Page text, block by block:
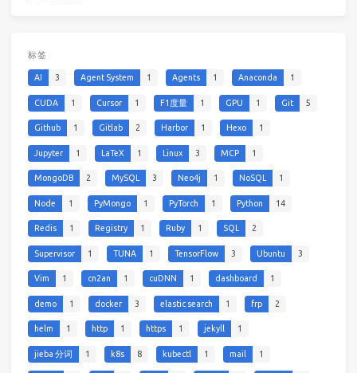
标签
AI 3 Agent System 1 Agents 1 Anaconda 1
CUDA 1 Cursor 1 F1度量 1 GPU 1 Git 5
Github 1 Gitlab 2 Harbor 1 Hexo 1
Jupyter 1 LaTeX 1 Linux 3 MCP 1
MongoDB 2 MySQL 3 Neo4j 1 NoSQL 1
Node 1 PyMongo 1 PyTorch 1 Python 14
Redis 1 Registry 1 Ruby 1 SQL 2
Supervisor 1 TUNA 1 TensorFlow 3 Ubuntu 3
Vim 1 cn2an 1 cuDNN 1 dashboard 1
demo 1 docker 3 elastic search 1 frp 2
helm 1 http 1 https 1 jekyll 1
jieba 分词 1 k8s 8 kubectl 1 mail 1